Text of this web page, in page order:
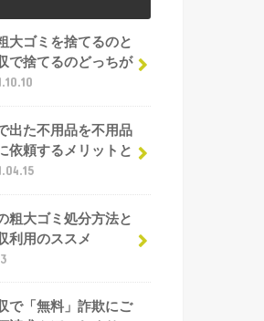
大ゴミを捨てるのと
で捨てるのどっちが
出た不用品を不用品
依頼するメリットと
粗大ゴミ処分方法と
利用のススメ
で「無料」詐欺にご